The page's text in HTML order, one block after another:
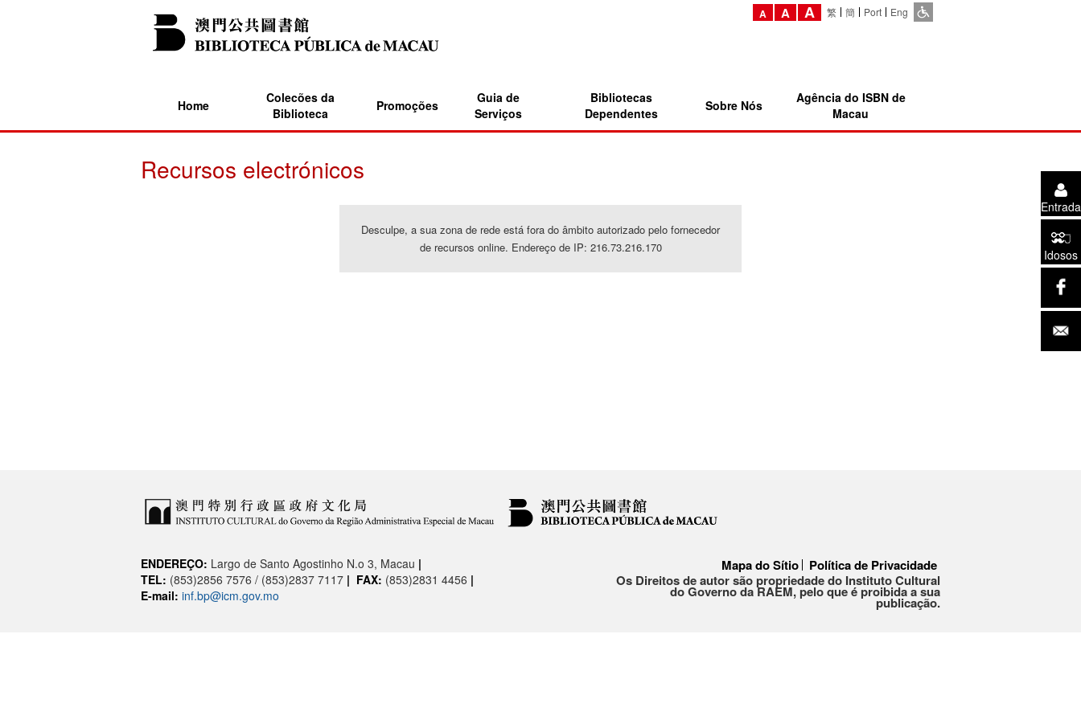
A A A 繁 簡 Port Eng
Home
Colecões da
Biblioteca
Promoções
Guia de
Serviços
Bibliotecas
Dependentes
Sobre Nós
Agência do ISBN de
Macau
Entrada
Idosos
Recursos electrónicos
Desculpe, a sua zona de rede está fora do âmbito autorizado pelo fornecedor
de recursos online. Endereço de IP: 216.73.216.170
ENDEREÇO: Largo de Santo Agostinho N.o 3, Macau |
TEL: (853)2856 7576 / (853)2837 7117 | FAX: (853)2831 4456 |
E-mail: inf.bp@icm.gov.mo
Mapa do Sítio
Política de Privacidade
Os Direitos de autor são propriedade do Instituto Cultural
do Governo da RAEM, pelo que é proibida a sua
publicação.